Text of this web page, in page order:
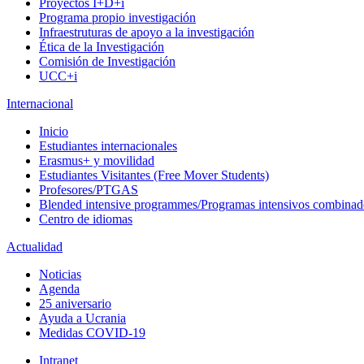
Proyectos I+D+i
Programa propio investigación
Infraestruturas de apoyo a la investigación
Ética de la Investigación
Comisión de Investigación
UCC+i
Internacional
Inicio
Estudiantes internacionales
Erasmus+ y movilidad
Estudiantes Visitantes (Free Mover Students)
Profesores/PTGAS
Blended intensive programmes/Programas intensivos
Centro de idiomas
Actualidad
Noticias
Agenda
25 aniversario
Ayuda a Ucrania
Medidas COVID-19
Intranet